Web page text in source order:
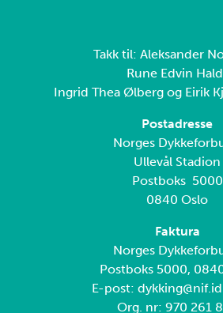
Takk til: Aleksander
Rune Edvin
Ingrid Thea Ølberg og Eirik
Postadresse
Norges
Ullevål Stadion
Postboks 5000
0840 Oslo
Faktura
Norges
Postboks 5000,
E-post:
Org. nr: 970 261